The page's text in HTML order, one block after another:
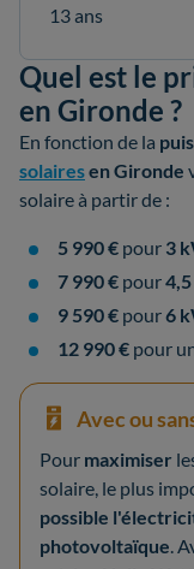
13 ans
Quel est le
en Gironde ?
En fonction de la
solairesen Gironde
solaire à partir de :
5 990 € pour 3
7 990 € pour
9 590 € pour6
12 990 € pour
Avec ou
Pour maximiser
solaire, le plus
possible
photovoltaïque.